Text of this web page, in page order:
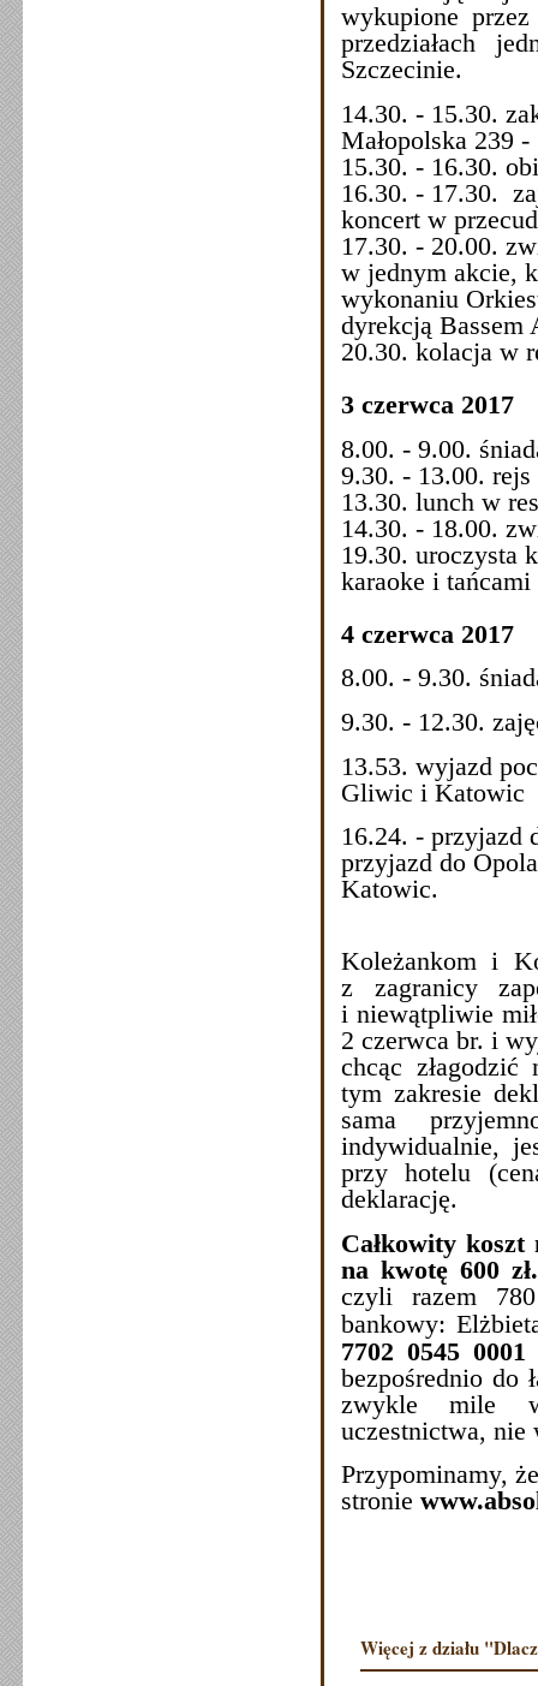
wykupione
przedziałach
Szczecinie.
14.30. - 15.30.
Małopolska 239
15.30. - 16.30.
16.30. - 17.30.
koncert w
17.30. - 20.00.
w jednym akcie,
wykonaniu
dyrekcją Bassem
20.30. kolacja w
3 czerwca 2017
8.00. - 9.00.
9.30. - 13.00.
13.30. lunch w
14.30. - 18.00.
19.30. uroczysta
karaoke i tańcami
4 czerwca 2017
8.00. - 9.30.
9.30. - 12.30.
13.53. wyjazd
Gliwic i Katowic
16.24. - przyjazd
przyjazd do
Katowic.
Koleżankom i
z zagranicy
i niewątpliwie
2 czerwca br. i
chcąc
tym zakresie
sama
indywidualnie,
przy hotelu
deklarację.
Całkowity koszt
na kwotę 600 zł.
czyli razem
bankowy:
7702 0545 0001
bezpośrednio do
zwykle mile
uczestnictwa, nie
Przypominamy,
stronie
Więcej z działu